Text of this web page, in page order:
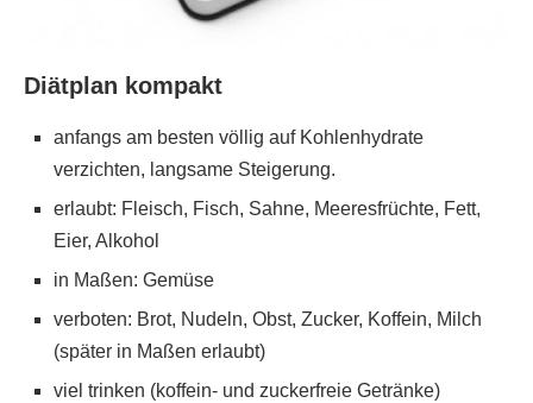
Diätplan kompakt
anfangs am besten völlig auf Kohlenhydrate
verzichten, langsame Steigerung.
erlaubt: Fleisch, Fisch, Sahne, Meeresfrüchte, Fett,
Eier, Alkohol
in Maßen: Gemüse
verboten: Brot, Nudeln, Obst, Zucker, Koffein, Milch
(später in Maßen erlaubt)
viel trinken (koffein- und zuckerfreie Getränke)